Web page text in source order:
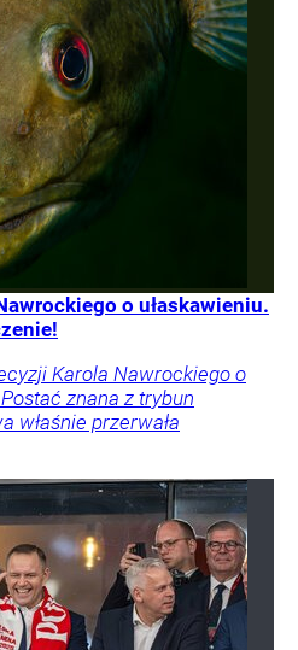
o ułaskawieniu.
Karola Nawrockiego o
znana z trybun
właśnie przerwała